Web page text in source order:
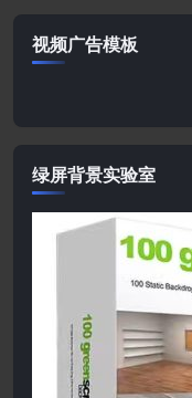
视频广告模板
绿屏背景实验室